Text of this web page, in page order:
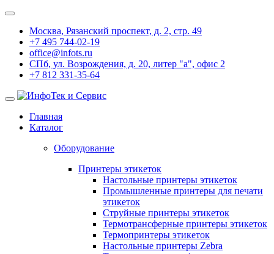
Москва, Рязанский проспект, д. 2, стр. 49
+7 495 744-02-19
office@infots.ru
СПб, ул. Возрождения, д. 20, литер "a", офис 2
+7 812 331-35-64
Главная
Каталог
Оборудование
Принтеры этикеток
Настольные принтеры этикеток
Промышленные принтеры для печати
этикеток
Струйные принтеры этикеток
Термотрансферные принтеры этикеток
Термопринтеры этикеток
Настольные принтеры Zebra